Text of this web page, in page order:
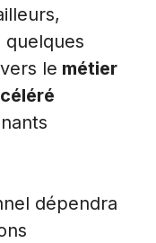
quelques
le métier
dépendra